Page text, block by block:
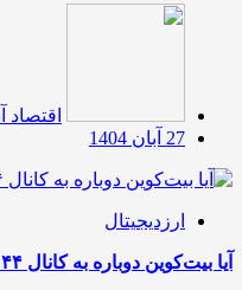
اقتصاد
27 آبان 1404
ارزدیجیتال
آیا بیت‌کوین دوباره به کانال ۴۴ هزار دلار برمی‌گردد؟